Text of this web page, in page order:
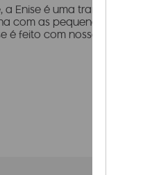
a Enise é uma
com as pequenas
é feito com nossa